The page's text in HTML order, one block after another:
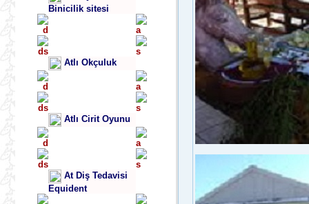
Binicilik sitesi
Atlı Okçuluk
Atlı Cirit Oyunu
At Diş Tedavisi
Equident